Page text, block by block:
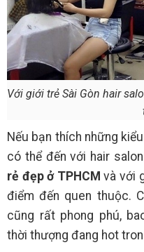
Với giới trẻ Sài Gòn hair
Nếu bạn thích những
có thể đến với hair
rẻ đẹp ở TPHCM và với
điểm đến quen thuộc.
cũng rất phong phú,
thời thượng đang hot